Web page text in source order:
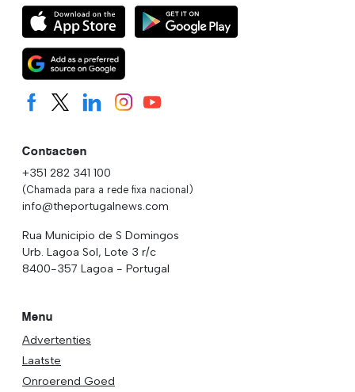
Contacten
+351 282 341 100
(Chamada para a rede fixa nacional)
info@theportugalnews.com
Rua Municipio de S Domingos
Urb. Lagoa Sol, Lote 3 r/c
8400-357 Lagoa - Portugal
Menu
Advertenties
Laatste
Onroerend Goed